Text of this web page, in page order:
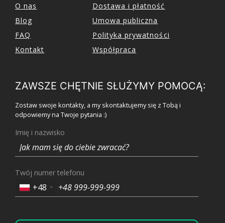
O nas
Blog
FAQ
Kontakt
Dostawa i płatność
Umowa publiczna
Polityka prywatności
Współpraca
ZAWSZE CHĘTNIE SŁUŻYMY POMOCĄ:
Zostaw swoje kontakty, a my skontaktujemy się z Tobą i
odpowiemy na Twoje pytania :)
Imię i nazwisko
Twój numer telefonu
+48